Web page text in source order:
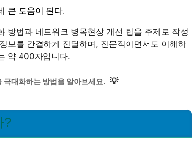
큰 도움이 된다.
방법과 네트워크 병목현상 개선 팁을 주제로 작성
보를 간결하게 전달하며, 전문적이면서도 이해하
약 400자입니다.
극대화하는 방법을 알아보세요. 💡
?